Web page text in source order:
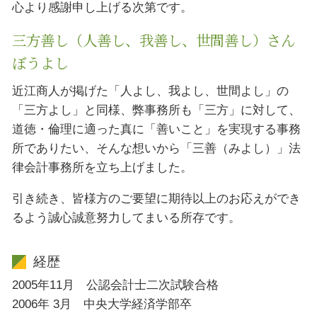
心より感謝申し上げる次第です。
三方善し（人善し、我善し、世間善し）さん
ぼうよし
近江商人が掲げた「人よし、我よし、世間よし」の
「三方よし」と同様、弊事務所も「三方」に対して、
道徳・倫理に適った真に「善いこと」を実現する事務
所でありたい、そんな想いから「三善（みよし）」法
律会計事務所を立ち上げました。
引き続き、皆様方のご要望に期待以上のお応えができ
るよう誠心誠意努力してまいる所存です。
経歴
2005年11月 公認会計士二次試験合格
2006年 3月 中央大学経済学部卒